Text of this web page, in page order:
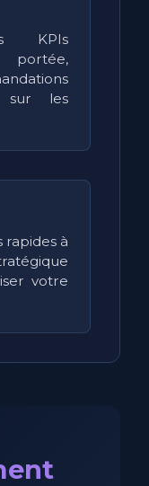
KPIs
sur les
à
votre